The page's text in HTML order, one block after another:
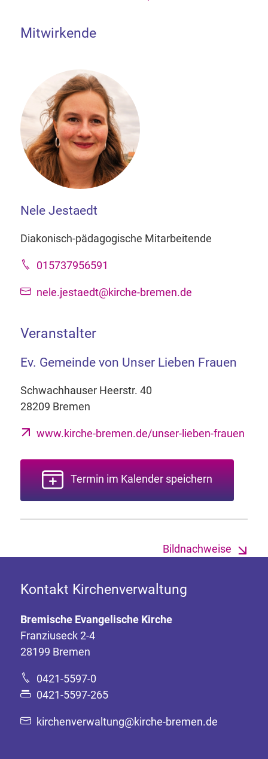
Mitwirkende
Nele Jestaedt
Diakonisch-pädagogische Mitarbeitende
015737956591
nele.jestaedt@kirche-bremen.de
Veranstalter
Ev. Gemeinde von Unser Lieben Frauen
Schwachhauser Heerstr. 40
28209 Bremen
www.kirche-bremen.de/unser-lieben-frauen
Termin im Kalender speichern
Bildnachweise
Kontakt Kirchenverwaltung
Bremische Evangelische Kirche
Franziuseck 2-4
28199 Bremen
0421-5597-0
0421-5597-265
kirchenverwaltung@kirche-bremen.de